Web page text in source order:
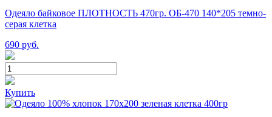
Одеяло байковое ПЛОТНОСТЬ 470гр. ОБ-470 140*205 темно-
серая клетка
690 руб.
Купить